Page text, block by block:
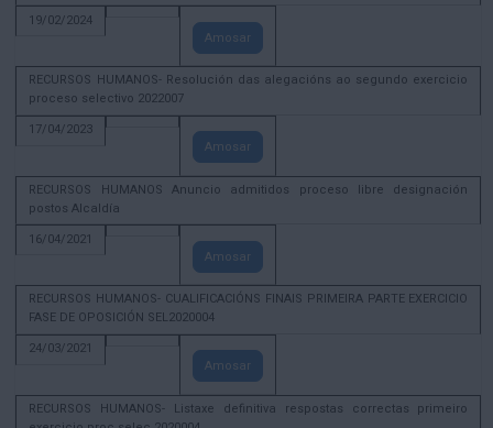
19/02/2024
Amosar
RECURSOS HUMANOS- Resolución das alegacións ao segundo exercicio
proceso selectivo 2022007
17/04/2023
Amosar
RECURSOS HUMANOS Anuncio admitidos proceso libre designación
postos Alcaldía
16/04/2021
Amosar
RECURSOS HUMANOS- CUALIFICACIÓNS FINAIS PRIMEIRA PARTE EXERCICIO
FASE DE OPOSICIÓN SEL2020004
24/03/2021
Amosar
RECURSOS HUMANOS- Listaxe definitiva respostas correctas primeiro